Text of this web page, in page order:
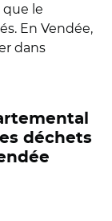
le
En Vendée,
dans
déchets